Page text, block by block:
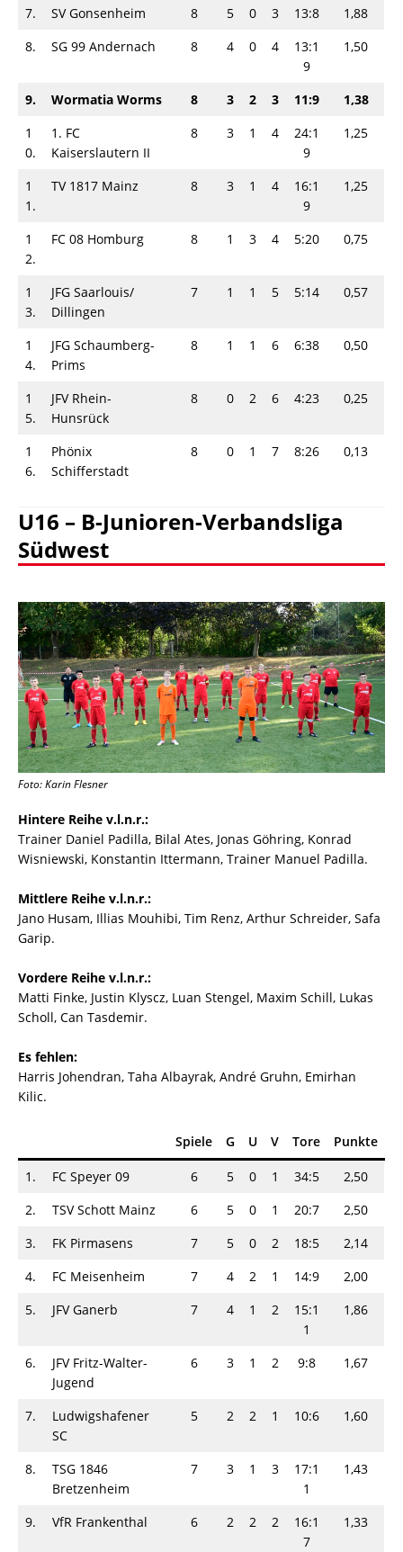
7. SV Gonsenheim 8 5 0 3 13:8
1,88
8.
SG 99 Andernach 8 4 0 4
13:1
9
1,50
9. Wormatia Worms 8 3 2 3 11:9
1,38
1
0.
1. FC
Kaiserslautern II
8 3 1 4
24:1
9
1,25
1
1.
TV 1817 Mainz 8 3 1 4
16:1
9
1,25
1
2.
FC 08 Homburg 8 1 3 4 5:20 0,75
1
3.
JFG Saarlouis/​
Dillingen
7 1 1 5 5:14 0,57
1
4.
JFG Schaumberg-
Prims
8 1 1 6 6:38 0,50
1
5.
JFV Rhein-
Hunsrück
8 0 2 6 4:23 0,25
1
6.
Phönix
Schifferstadt
8 0 1 7 8:26 0,13
U16 – B-Junioren-Verbandsliga
Südwest
Foto: Karin Flesner
Hintere Reihe v.l.n.r.:
Trainer Daniel Padilla, Bilal Ates, Jonas Göhring, Konrad
Wisniewski, Konstantin Ittermann, Trainer Manuel Padilla.
Mittlere Reihe v.l.n.r.:
Jano Husam, Illias Mouhibi, Tim Renz, Arthur Schreider, Safa
Garip.
Vordere Reihe v.l.n.r.:
Matti Finke, Justin Klyscz, Luan Stengel, Maxim Schill, Lukas
Scholl, Can Tasdemir.
Es fehlen:
Harris Johendran, Taha Albayrak, André Gruhn, Emirhan
Kilic.
Spiele G U V Tore Punkte
1. FC Speyer 09 6 5 0 1 34:5
2,50
2.
TSV Schott Mainz 6 5 0 1 20:7
2,50
3.
FK Pirmasens 7 5 0 2 18:5
2,14
4.
FC Meisenheim 7 4 2 1 14:9
2,00
5.
JFV Ganerb 7 4 1 2
15:1
1
1,86
6.
JFV Fritz-Walter-
Jugend
6 3 1 2 9:8 1,67
7.
Ludwigshafener
SC
5 2 2 1 10:6 1,60
8.
TSG 1846
Bretzenheim
7 3 1 3
17:1
1
1,43
9. VfR Frankenthal 6 2 2 2
16:1
7
1,33